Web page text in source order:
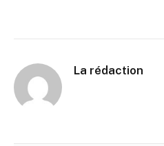
La rédaction